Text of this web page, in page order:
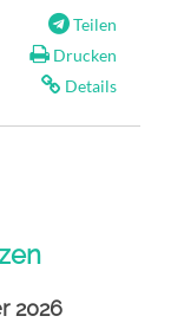
Teilen
Drucken
Details
2026